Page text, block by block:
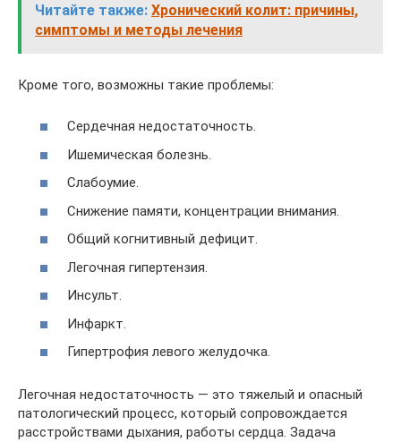
Читайте также: Хронический колит: причины,
симптомы и методы лечения
Кроме того, возможны такие проблемы:
Сердечная недостаточность.
Ишемическая болезнь.
Слабоумие.
Снижение памяти, концентрации внимания.
Общий когнитивный дефицит.
Легочная гипертензия.
Инсульт.
Инфаркт.
Гипертрофия левого желудочка.
Легочная недостаточность — это тяжелый и опасный
патологический процесс, который сопровождается
расстройствами дыхания, работы сердца. Задача